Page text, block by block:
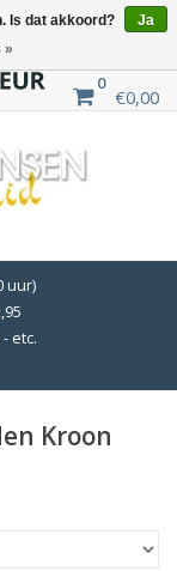
0
€0,00
uur)
etc.
Kroon
Is dat akkoord?
Ja
»